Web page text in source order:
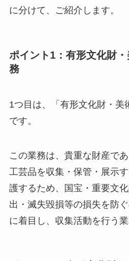
に分けて、ご紹介します。
ポイント1：有形文化財
務
1つ目は、「有形文化財・美
です。
この業務は、貴重な財産で
工芸品を収集・保管・展示
護するため、国宝・重要文
出・滅失毀損等の損失を防
に着目し、収集活動を行う業